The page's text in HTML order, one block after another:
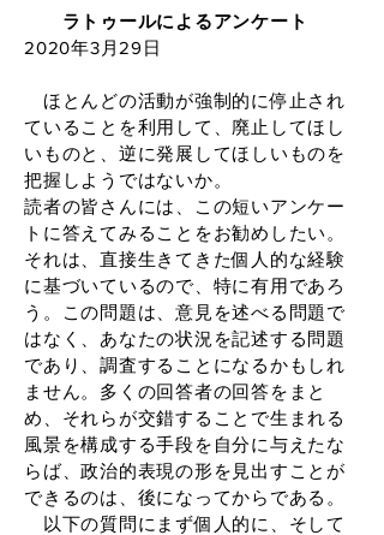
ラトゥールによるアンケート
2020年3月29日
ほとんどの活動が強制的に停止され
ていることを利用して、廃止してほし
いものと、逆に発展してほしいものを
把握しようではないか。
読者の皆さんには、この短いアンケー
トに答えてみることをお勧めしたい。
それは、直接生きてきた個人的な経験
に基づいているので、特に有用であろ
う。この問題は、意見を述べる問題で
はなく、あなたの状況を記述する問題
であり、調査することになるかもしれ
ません。多くの回答者の回答をまと
め、それらが交錯することで生まれる
風景を構成する手段を自分に与えたな
らば、政治的表現の形を見出すことが
できるのは、後になってからである。
以下の質問にまず個人的に、そして